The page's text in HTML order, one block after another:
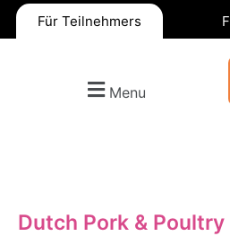
Für Teilnehmers
Menu
Dutch Pork &